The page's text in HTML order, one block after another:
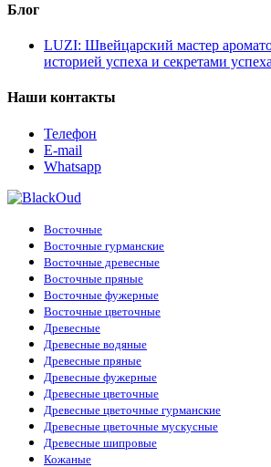
Блог
LUZI: Швейцарский мастер
историей успеха и секретами
Наши контакты
Телефон
E-mail
Whatsapp
Восточные
Восточные гурманские
Восточные древесные
Восточные пряные
Восточные фужерные
Восточные цветочные
Древесные
Древесные водяные
Древесные пряные
Древесные фужерные
Древесные цветочные
Древесные цветочные гурманские
Древесные цветочные мускусные
Древесные шипровые
Кожаные